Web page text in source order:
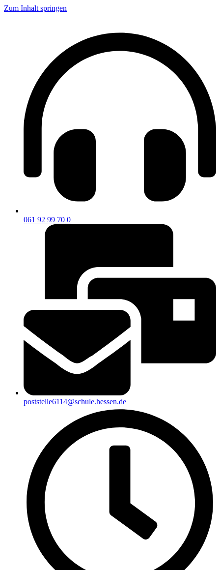
Zum Inhalt springen
061 92 99 70 0
poststelle6114@schule.hessen.de